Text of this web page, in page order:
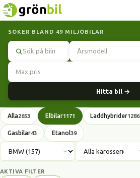
SÖKER BLAND 49 MILJÖBILAR
Hitta bil →
Alla2653 Elbilar1171 Laddhybrider1286
Gasbilar43 Etanol39
AKTIVA FILTER